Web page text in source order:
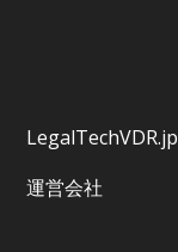
LegalTechVDR.jp
運営会社